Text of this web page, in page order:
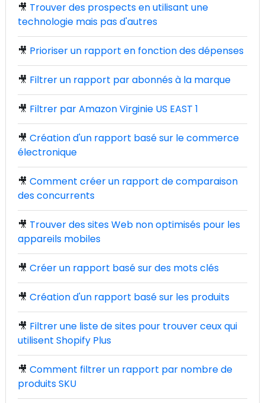
🎥 Trouver des prospects en utilisant une
technologie mais pas d'autres
🎥 Prioriser un rapport en fonction des dépenses
🎥 Filtrer un rapport par abonnés à la marque
🎥 Filtrer par Amazon Virginie US EAST 1
🎥 Création d'un rapport basé sur le commerce
électronique
🎥 Comment créer un rapport de comparaison
des concurrents
🎥 Trouver des sites Web non optimisés pour les
appareils mobiles
🎥 Créer un rapport basé sur des mots clés
🎥 Création d'un rapport basé sur les produits
🎥 Filtrer une liste de sites pour trouver ceux qui
utilisent Shopify Plus
🎥 Comment filtrer un rapport par nombre de
produits SKU